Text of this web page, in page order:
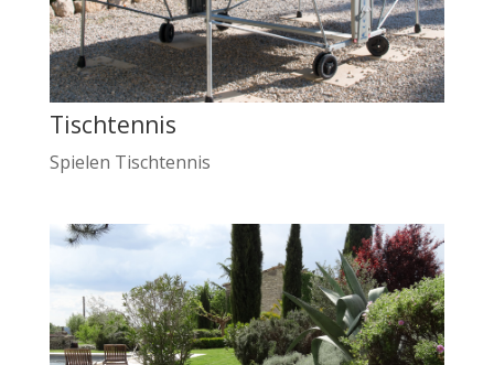
Tischtennis
Spielen Tischtennis